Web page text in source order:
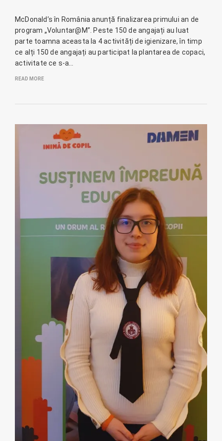
McDonald’s în România anunță finalizarea primului an de
program „Voluntar@M”. Peste 150 de angajați au luat
parte toamna aceasta la 4 activități de igienizare, în timp
ce alți 150 de angajați au participat la plantarea de copaci,
activitate ce s-a…
READ MORE